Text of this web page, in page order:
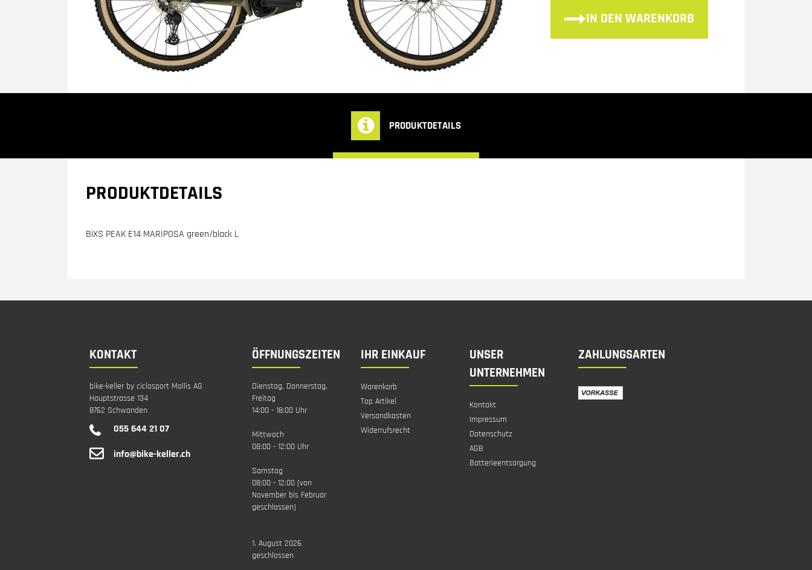
IN DEN WARENKORB
PRODUKTDETAILS
PRODUKTDETAILS
BiXS PEAK E14 MARIPOSA green/black L
KONTAKT
bike-keller by ciclosport Mollis AG
Hauptstrasse 134
8762 Schwanden
055 644 21 07
info@bike-keller.ch
ÖFFNUNGSZEITEN
Dienstag, Donnerstag,
Freitag
14:00 - 18:00 Uhr
Mittwoch
08:00 - 12:00 Uhr
Samstag
08:00 - 12:00 (von
November bis Februar
geschlossen)
1. August 2026
geschlossen
IHR EINKAUF
Warenkorb
Top Artikel
Versandkosten
Widerrufsrecht
UNSER
UNTERNEHMEN
Kontakt
Impressum
Datenschutz
AGB
Batterieentsorgung
ZAHLUNGSARTEN